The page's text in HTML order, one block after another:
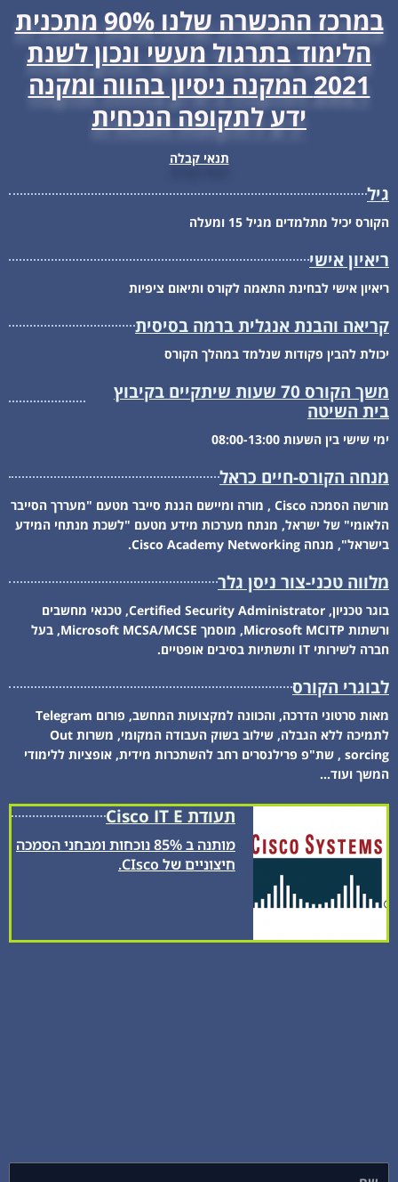
במרכז ההכשרה שלנו 90% מתכנית
הלימוד בתרגול מעשי ונכון לשנת
2021 המקנה ניסיון בהווה ומקנה
ידע לתקופה הנכחית
תנאי קבלה
גיל
הקורס יכיל מתלמדים מגיל 15 ומעלה
ריאיון אישי
ריאיון אישי לבחינת התאמה לקורס ותיאום ציפיות
קריאה והבנת אנגלית ברמה בסיסית
יכולת להבין פקודות שנלמד במהלך הקורס
משך הקורס 70 שעות שיתקיים בקיבוץ
בית השיטה
ימי שישי בין השעות 08:00-13:00
מנחה הקורס-חיים כראל
מורשה הסמכה Cisco , מורה ומיישם הגנת סייבר מטעם "מעררך הסייבר
הלאומי" של ישראל, מנתח מערכות מידע מטעם "לשכת מנתחי המידע
בישראל", מנחה Cisco Academy Networking.
מלווה טכני-צור ניסן גלר
בוגר טכניון, Certified Security Administrator, טכנאי מחשבים
ורשתות Microsoft MCITP, מוסמך Microsoft MCSA/MCSE, בעל
חברה לשירותי IT ותשתיות בסיבים אופטיים.
לבוגרי הקורס
מאות סרטוני הדרכה, והכוונה למקצועות המחשב, פורום Telegram
לתמיכה ללא הגבלה, שילוב בשוק העבודה המקומי, משרות Out
sorcing , שת"פ פרילנסרים רחב להשתכרות מידית, אופציות ללימודי
המשך ועוד...
תעודת Cisco IT E
מותנה ב 85% נוכחות ומבחני הסמכה
חיצוניים של CIsco.